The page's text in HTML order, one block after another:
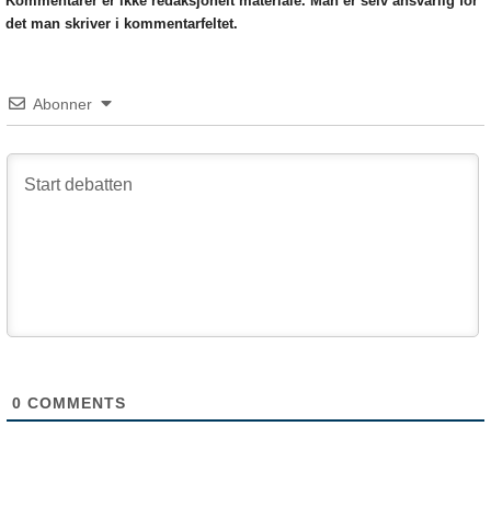
det man skriver i kommentarfeltet.
Abonner
0 COMMENTS